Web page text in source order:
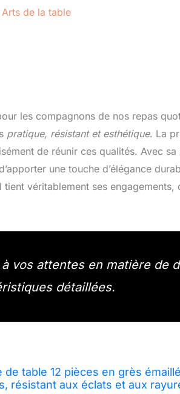
Arts de la table
les compagnons de nos repas
pratique, résistant et esthétique. La
de réunir ces qualités. Avec
une touche d’élégance
tient véritablement ses engagements,
vos attentes en matière de
détaillées.
de table 12 pièces en grès
résistant aux éclats et aux